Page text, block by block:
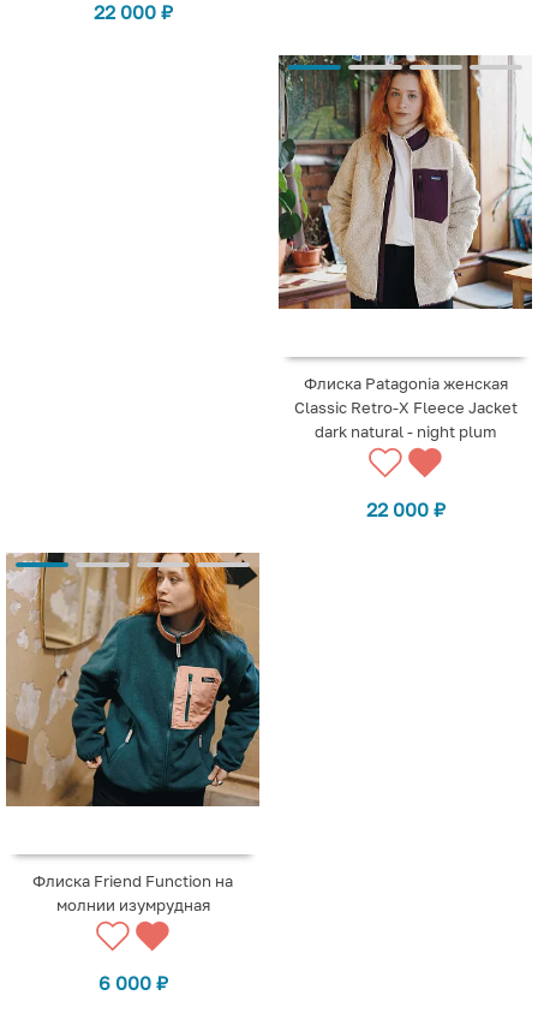
22 000 ₽
Флиска Patagonia женская
Classic Retro-X Fleece Jacket
dark natural - night plum
22 000 ₽
Флиска Friend Function на
молнии изумрудная
6 000 ₽